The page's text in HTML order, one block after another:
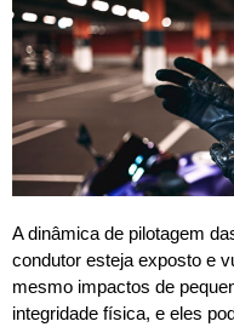
A dinâmica de pilotagem
condutor esteja exposto e
mesmo impactos de
integridade física, e eles